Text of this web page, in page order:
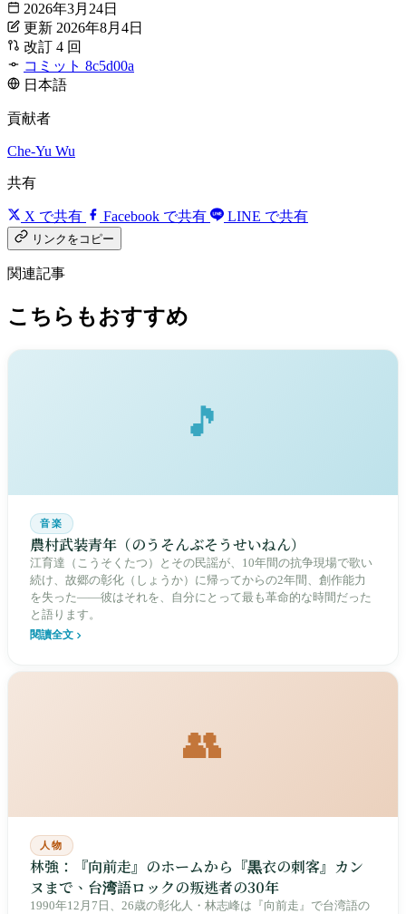
2026年3月24日
更新 2026年8月4日
改訂 4 回
コミット 8c5d00a
日本語
貢献者
Che-Yu Wu
共有
X で共有 Facebook で共有 LINE で共有
リンクをコピー
関連記事
こちらもおすすめ
🎵
音楽
農村武装青年（のうそんぶそうせいねん）
江育達（こうそくたつ）とその民謡が、10年間の抗争現場で歌い
続け、故郷の彰化（しょうか）に帰ってからの2年間、創作能力
を失った——彼はそれを、自分にとって最も革命的な時間だった
と語ります。
閱讀全文
👥
人物
林強：『向前走』のホームから『黒衣の刺客』カン
ヌまで、台湾語ロックの叛逃者の30年
1990年12月7日、26歳の彰化人・林志峰は『向前走』で台湾語の